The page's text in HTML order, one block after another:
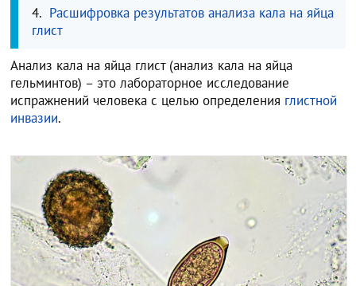
Расшифровка результатов анализа кала на яйца
глист
Анализ кала на яйца глист (анализ кала на яйца
гельминтов) – это лабораторное исследование
испражнений человека с целью определения глистной
инвазии.